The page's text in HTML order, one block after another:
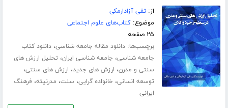
از:تقی آزادارمکی
موضوع:کتاب‌های علوم اجتماعی
۲۵ صفحه
برچسب‌ها:دانلود مقاله جامعه شناسی،دانلود کتاب
جامعه شناسی، جامعه شناسی ایران، تحلیل ارزش های
سنتی و مدرن، ارزش های جدید، ارزش های سنتی،
توسعه انسانی، خانواده گرایی، سنت، مدرنیته، فرهنگ
ایرانی